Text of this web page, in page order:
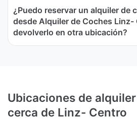
¿Puedo reservar un alquiler de
desde Alquiler de Coches Linz-
devolverlo en otra ubicación?
Ubicaciones de
cerca de Linz- Centro